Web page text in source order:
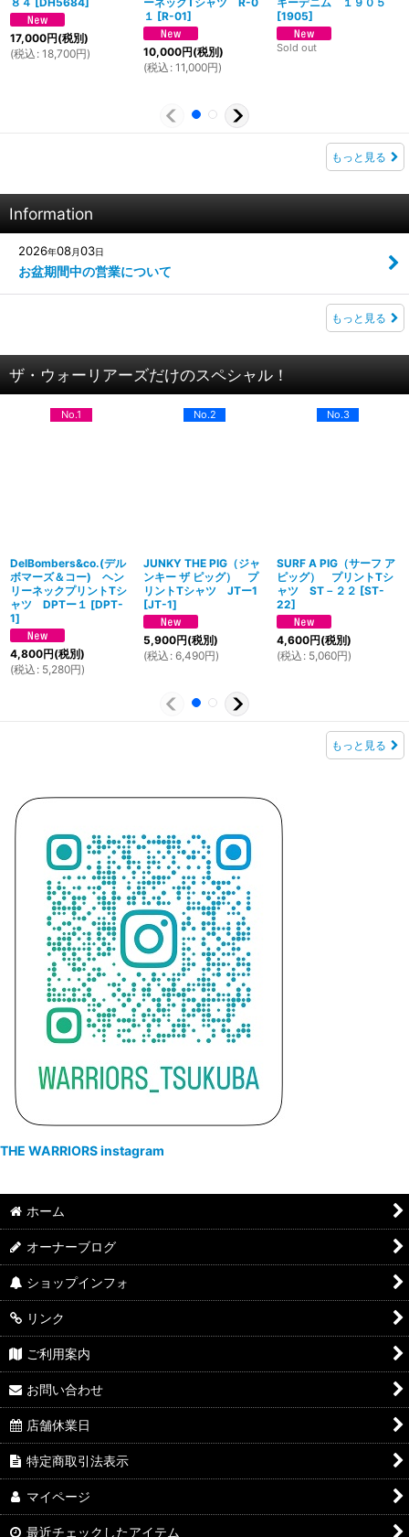
17,000円(税別)
(税込 : 18,700円)
１ [R-01]
10,000円(税別)
(税込 : 11,000円)
[1905]
Sold out
もっと見る
Information
2026年08月03日
お盆期間中の営業について
もっと見る
ザ・ウォーリアーズだけのスペシャル！
No.1
DelBombers&co.(デル
ボマーズ＆コー) ヘン
リーネックプリントTシ
ャツ DPTー１ [DPT-
1]
4,800円(税別)
(税込 : 5,280円)
No.2
JUNKY THE PIG（ジャ
ンキー ザ ピッグ） プ
リントTシャツ JTー1
[JT-1]
5,900円(税別)
(税込 : 6,490円)
No.3
SURF A PIG（サーフ ア
ピッグ） プリントTシ
ャツ ST－２２ [ST-
22]
4,600円(税別)
(税込 : 5,060円)
もっと見る
THE WARRIORS instagram
ホーム
オーナーブログ
ショップインフォ
リンク
ご利用案内
お問い合わせ
店舗休業日
特定商取引法表示
マイページ
最近チェックしたアイテム